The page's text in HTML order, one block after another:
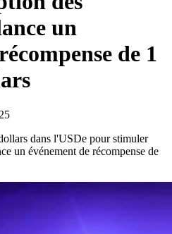
un
de 1
dans l'USDe pour stimuler
un événement de récompense de